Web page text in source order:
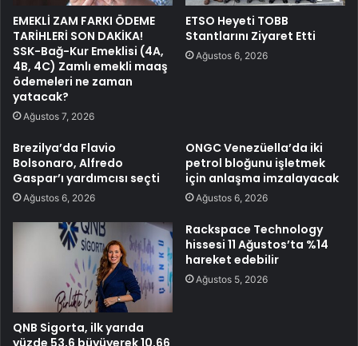
EMEKLİ ZAM FARKI ÖDEME
TARİHLERİ SON DAKİKA!
SSK-Bağ-Kur Emeklisi (4A,
4B, 4C) Zamlı emekli maaş
ödemeleri ne zaman
yatacak?
Ağustos 7, 2026
ETSO Heyeti TOBB
Stantlarını Ziyaret Etti
Ağustos 6, 2026
Brezilya’da Flavio
Bolsonaro, Alfredo
Gaspar’ı yardımcısı seçti
Ağustos 6, 2026
ONGC Venezüella’da iki
petrol bloğunu işletmek
için anlaşma imzalayacak
Ağustos 6, 2026
QNB Sigorta, ilk yarıda
yüzde 53,6 büyüyerek 10,66
Rackspace Technology
hissesi 11 Ağustos’ta %14
hareket edebilir
Ağustos 5, 2026